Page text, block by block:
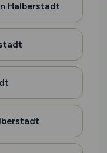
Halberstadt